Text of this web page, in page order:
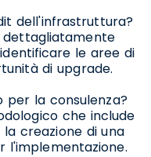
dell'infrastruttura?
dettagliatamente
le aree di
di upgrade.
per la consulenza?
che include
creazione di una
l'implementazione.